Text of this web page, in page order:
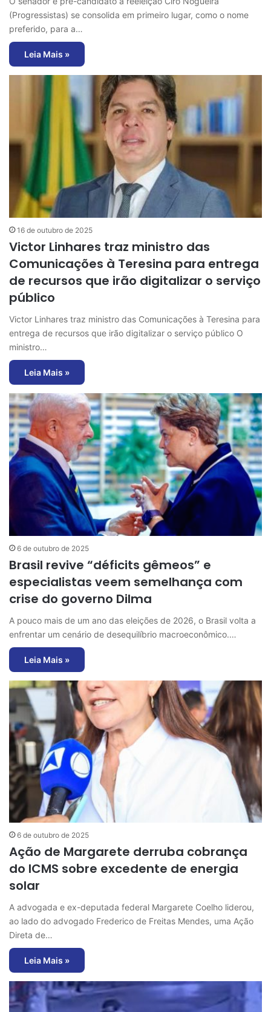
(Progressistas) se consolida em primeiro lugar, como o nome
preferido, para a…
Leia Mais »
16 de outubro de 2025
Victor Linhares traz ministro das
Comunicações à Teresina para entrega
de recursos que irão digitalizar o serviço
público
Victor Linhares traz ministro das Comunicações à Teresina para
entrega de recursos que irão digitalizar o serviço público O
ministro…
Leia Mais »
6 de outubro de 2025
Brasil revive “déficits gêmeos” e
especialistas veem semelhança com
crise do governo Dilma
A pouco mais de um ano das eleições de 2026, o Brasil volta a
enfrentar um cenário de desequilíbrio macroeconômico.…
Leia Mais »
6 de outubro de 2025
Ação de Margarete derruba cobrança
do ICMS sobre excedente de energia
solar
A advogada e ex-deputada federal Margarete Coelho liderou,
ao lado do advogado Frederico de Freitas Mendes, uma Ação
Direta de…
Leia Mais »